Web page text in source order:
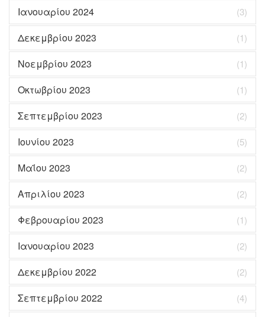
Ιανουαρίου 2024 (3)
Δεκεμβρίου 2023 (1)
Νοεμβρίου 2023 (1)
Οκτωβρίου 2023 (1)
Σεπτεμβρίου 2023 (2)
Ιουνίου 2023 (5)
Μαΐου 2023 (2)
Απριλίου 2023 (2)
Φεβρουαρίου 2023 (1)
Ιανουαρίου 2023 (2)
Δεκεμβρίου 2022 (2)
Σεπτεμβρίου 2022 (4)